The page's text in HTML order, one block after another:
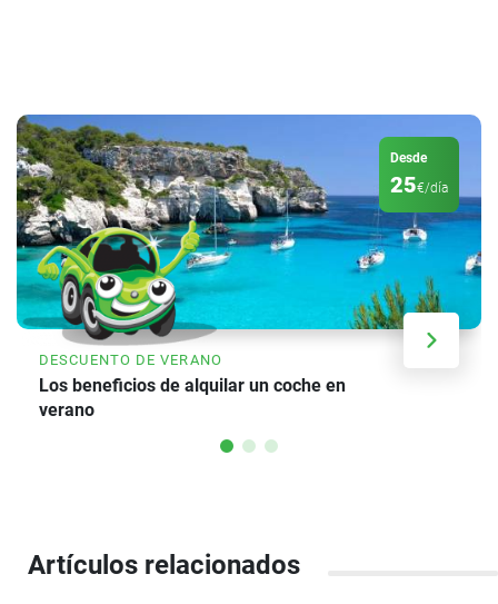
Desde
25€/día
DESCUENTO DE VERANO
Los beneficios de alquilar un coche en
verano
Artículos relacionados